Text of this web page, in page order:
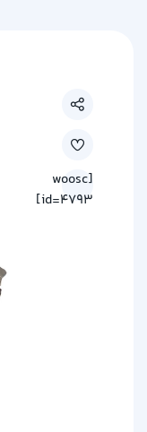
[woosc
id=4793]